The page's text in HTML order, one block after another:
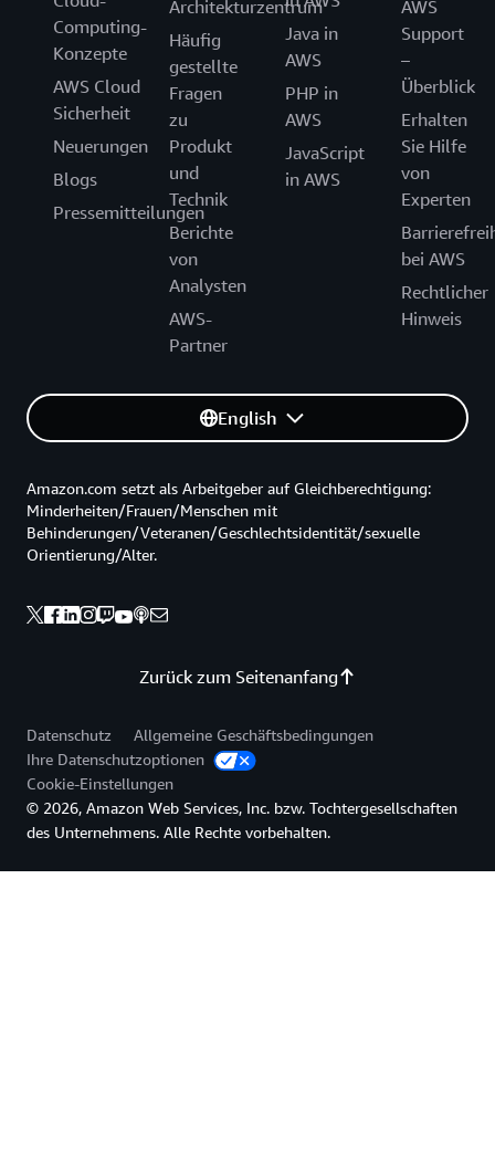
Computing-
Konzepte
AWS Cloud
Sicherheit
Neuerungen
Blogs
Pressemitteilungen
Architekturzentrum
Häufig
gestellte
Fragen
zu
Produkt
und
Technik
Berichte
von
Analysten
AWS-
Partner
Java in
AWS
PHP in
AWS
JavaScript
in AWS
AWS
Support
–
Überblick
Erhalten
Sie Hilfe
von
Experten
bei AWS
Rechtlicher
Hinweis
English
Zurück zum Seitenanfang
Amazon.com setzt als Arbeitgeber auf Gleichberechtigung:
Minderheiten/Frauen/Menschen mit
Behinderungen/Veteranen/Geschlechtsidentität/sexuelle
Orientierung/Alter.
Datenschutz
Allgemeine Geschäftsbedingungen
Ihre Datenschutzoptionen
Cookie-Einstellungen
© 2026, Amazon Web Services, Inc. bzw. Tochtergesellschaften
des Unternehmens. Alle Rechte vorbehalten.